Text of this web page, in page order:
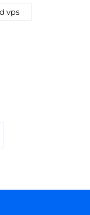
vps